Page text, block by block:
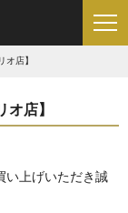
店】
店】
上げいただき誠